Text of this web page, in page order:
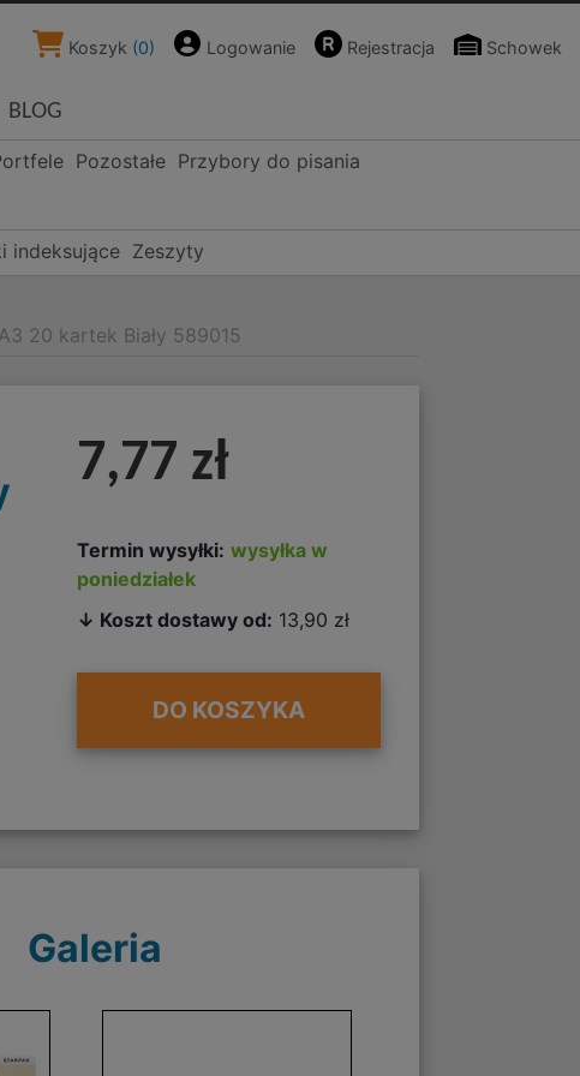
Koszyk (0) Logowanie Rejestracja Schowek
BLOG
Pozostałe Przybory do pisania
indeksujące Zeszyty
20 kartek Biały 589015
7,77 zł
Termin wysyłki: wysyłka w
poniedziałek
↓ Koszt dostawy od: 13,90 zł
DO KOSZYKA
Galeria